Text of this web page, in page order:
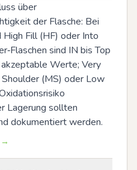
über
der Flasche: Bei
Fill (HF) oder Into
sind IN bis Top
Werte; Very
(MS) oder Low
Lagerung sollten
dokumentiert werden.
→